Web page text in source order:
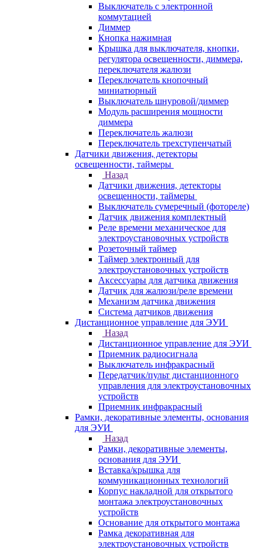
Выключатель с электронной
коммутацией
Диммер
Кнопка нажимная
Крышка для выключателя, кнопки,
регулятора освещенности, диммера,
переключателя жалюзи
Переключатель кнопочный
миниатюрный
Выключатель шнуровой/диммер
Модуль расширения мощности
диммера
Переключатель жалюзи
Переключатель трехступенчатый
Датчики движения, детекторы
освещенности, таймеры
Назад
Датчики движения, детекторы
освещенности, таймеры
Выключатель сумеречный (фотореле)
Датчик движения комплектный
Реле времени механическое для
электроустановочных устройств
Розеточный таймер
Таймер электронный для
электроустановочных устройств
Аксессуары для датчика движения
Датчик для жалюзи/реле времени
Механизм датчика движения
Система датчиков движения
Дистанционное управление для ЭУИ
Назад
Дистанционное управление для ЭУИ
Приемник радиосигнала
Выключатель инфракрасный
Передатчик/пульт дистанционного
управления для электроустановочных
устройств
Приемник инфракрасный
Рамки, декоративные элементы, основания
для ЭУИ
Назад
Рамки, декоративные элементы,
основания для ЭУИ
Вставка/крышка для
коммуникационных технологий
Корпус накладной для открытого
монтажа электроустановочных
устройств
Основание для открытого монтажа
Рамка декоративная для
электроустановочных устройств